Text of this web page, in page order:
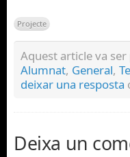
Projecte
Aquest article va
Alumnat, General,
deixar una resposta
Deixa un